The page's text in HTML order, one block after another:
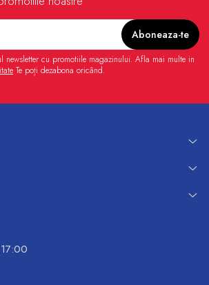
newsletter cu promotiile magazinului. Afla mai multe in
Te poți dezabona oricând.